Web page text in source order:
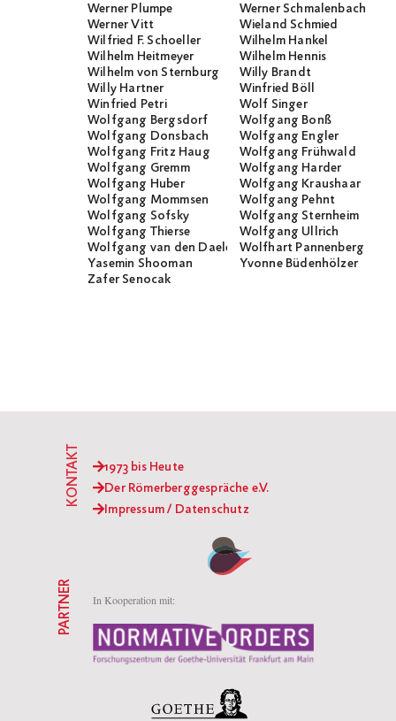
Werner Plumpe
Werner Schmalenbach
Werner Vitt
Wieland Schmied
Wilfried F. Schoeller
Wilhelm Hankel
Wilhelm Heitmeyer
Wilhelm Hennis
Wilhelm von Sternburg
Willy Brandt
Willy Hartner
Winfried Böll
Winfried Petri
Wolf Singer
Wolfgang Bergsdorf
Wolfgang Bonß
Wolfgang Donsbach
Wolfgang Engler
Wolfgang Fritz Haug
Wolfgang Frühwald
Wolfgang Gremm
Wolfgang Harder
Wolfgang Huber
Wolfgang Kraushaar
Wolfgang Mommsen
Wolfgang Pehnt
Wolfgang Sofsky
Wolfgang Sternheim
Wolfgang Thierse
Wolfgang Ullrich
Wolfgang van den Daele
Wolfhart Pannenberg
Yasemin Shooman
Yvonne Büdenhölzer
Zafer Senocak
1973 bis Heute
Der Römerberggespräche e.V.
Impressum / Datenschutz
KONTAKT
In Kooperation mit:
PARTNER